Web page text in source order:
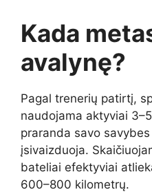
Kada
avalynę?
Pagal trenerių patirtį,
naudojama aktyviai
praranda savo
įsivaizduoja.
bateliai efektyviai
600–800 kilometrų.